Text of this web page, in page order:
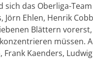
das Oberliga-
Jörn Ehlen, Henrik
Blättern
müssen.
Frank Kaenders,